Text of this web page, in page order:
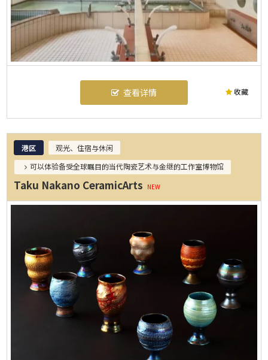
收藏
查看详情
港区
观光、住宿与休闲
可以体验备受全球瞩目的当代陶瓷艺术与金继的工作室博物馆
Taku Nakano CeramicArts NEW